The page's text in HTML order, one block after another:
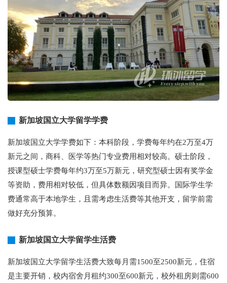
新加坡国立大学留学学费
新加坡国立大学学费如下：本科阶段，学费每年约在2万至4万
新元之间，商科、医学等热门专业费用相对较高。硕士阶段，
授课型硕士学费每年约3万至5万新元，研究型硕士因有奖学金
等资助，费用相对较低，但具体数额因项目而异。国际学生学
费通常高于本地学生，且需考虑生活费等其他开支，留学前需
做好充分预算。
新加坡国立大学留学生活费
新加坡国立大学留学生活费大致每月需1500至2500新元，住宿
是主要开销，校内宿舍月租约300至600新元，校外租房则需600